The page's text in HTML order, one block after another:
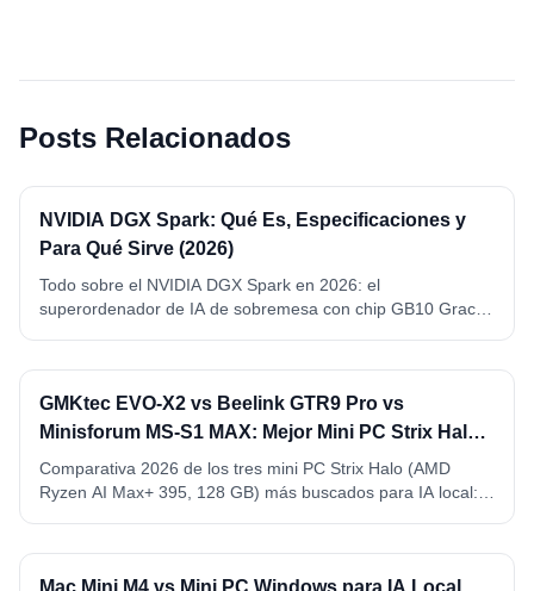
Posts Relacionados
NVIDIA DGX Spark: Qué Es, Especificaciones y
Para Qué Sirve (2026)
Todo sobre el NVIDIA DGX Spark en 2026: el
superordenador de IA de sobremesa con chip GB10 Grace
GMKtec EVO-X2 vs Beelink GTR9 Pro vs
Minisforum MS-S1 MAX: Mejor Mini PC Strix Halo
para IA Local (2026)
Comparativa 2026 de los tres mini PC Strix Halo (AMD
Ryzen AI Max+ 395, 128 GB) más buscados para IA local:
Mac Mini M4 vs Mini PC Windows para IA Local